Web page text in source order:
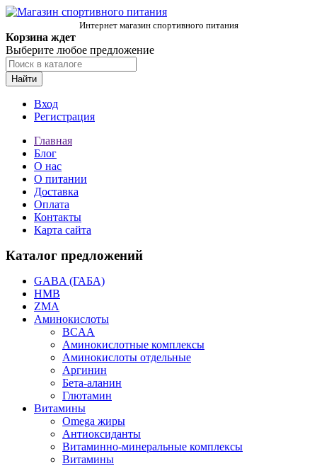
Интернет магазин спортивного питания
Корзина ждет
Выберите любое предложение
Найти
Вход
Регистрация
Главная
Блог
О нас
О питании
Доставка
Оплата
Контакты
Карта сайта
Каталог предложений
GABA (ГАБА)
HMB
ZMA
Аминокислоты
BCAA
Аминокислотные комплексы
Аминокислоты отдельные
Аргинин
Бета-аланин
Глютамин
Витамины
Omega жиры
Антиоксиданты
Витаминно-минеральные комплексы
Витамины